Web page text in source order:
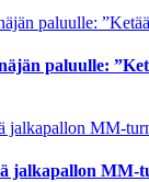
paluulle:
jalkapallon MM-